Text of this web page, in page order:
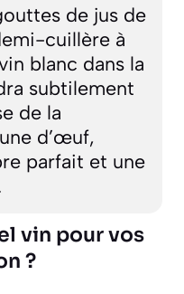
de jus de
cuillère à
blanc dans la
subtilement
de la
d’œuf,
parfait et une
vin pour vos
?